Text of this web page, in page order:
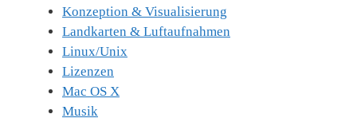
Konzeption & Visualisierung
Landkarten & Luftaufnahmen
Linux/Unix
Lizenzen
Mac OS X
Musik